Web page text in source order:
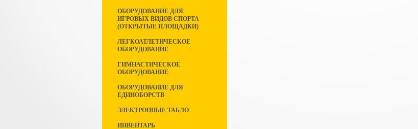
ОБОРУДОВАНИЕ ДЛЯ
ИГРОВЫХ ВИДОВ СПОРТА
(ОТКРЫТЫЕ ПЛОЩАДКИ)
ЛЕГКОАТЛЕТИЧЕСКОЕ
ОБОРУДОВАНИЕ
ГИМНАСТИЧЕСКОЕ
ОБОРУДОВАНИЕ
ОБОРУДОВАНИЕ ДЛЯ
ЕДИНОБОРСТВ
ЭЛЕКТРОННЫЕ ТАБЛО
ИНВЕНТАРЬ